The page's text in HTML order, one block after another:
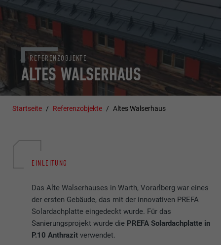
ALTES WALSERHAUS
REFERENZOBJEKTE
Startseite Referenzobjekte Altes Walserhaus
EINLEITUNG
Das Alte Walserhauses in Warth, Vorarlberg war eines
der ersten Gebäude, das mit der innovativen PREFA
Solardachplatte eingedeckt wurde. Für das
Sanierungsprojekt wurde die PREFA Solardachplatte in
P.10 Anthrazit verwendet.